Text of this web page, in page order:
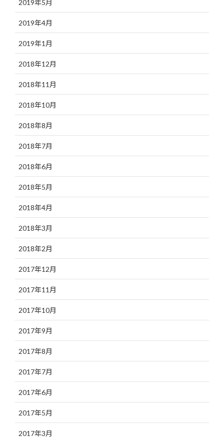
2019年5月
2019年4月
2019年1月
2018年12月
2018年11月
2018年10月
2018年8月
2018年7月
2018年6月
2018年5月
2018年4月
2018年3月
2018年2月
2017年12月
2017年11月
2017年10月
2017年9月
2017年8月
2017年7月
2017年6月
2017年5月
2017年3月